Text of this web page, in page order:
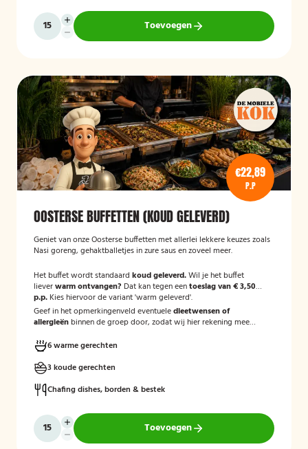
Toevoegen
€22,89
P.P
OOSTERSE BUFFETTEN (KOUD GELEVERD)
Geniet van onze Oosterse buffetten met allerlei lekkere keuzes zoals
Nasi goreng, gehaktballetjes in zure saus en zoveel meer.
Het buffet wordt standaard koud geleverd.Wil je het buffet
lieverwarm ontvangen? Dat kan tegen eentoeslag van € 3,50
p.p. Kies hiervoor de variant 'warm geleverd'.
Geef in het opmerkingenveld eventueledieetwensen of
allergieën binnen de groep door, zodat wij hier rekening mee
6 warme gerechten
3 koude gerechten
Chafing dishes, borden & bestek
Toevoegen